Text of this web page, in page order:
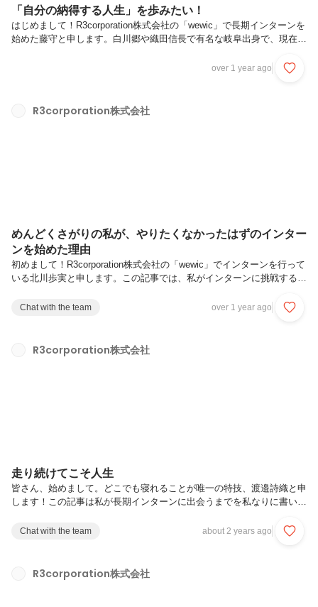
「自分の納得する人生」を歩みたい！
はじめまして！R3corporation株式会社の「wewic」で長期インターンを
始めた藤守と申します。白川郷や織田信長で有名な岐阜出身で、現在は
周りも大阪の人ばかりなので、学校生活の中で皆さんのイメージする京
インターンをどんな人におすすめしたいかについて書いています。最後
まで読んでいただけると嬉しいです！【長期インターンを始めるまで】
over 1 year ago
R3corporation株式会社
めんどくさがりの私が、やりたくなかったはずのインター
ンを始めた理由
初めまして！R3corporation株式会社の「wewic」でインターンを行って
いる北川歩実と申します。この記事では、私がインターンに挑戦するま
まで読んでいただけると嬉しいです！【自己紹介】神奈川県出身で、東
日TikTokやYouTubeを見て過ごしています（笑）。これまでの私の人生
にはどこか「安定」を求める癖がありました。無理せず、傷つかないよ
Chat with the team over 1 year ago
R3corporation株式会社
走り続けてこそ人生
皆さん、始めまして。どこでも寝れることが唯一の特技、渡邉詩織と申
します！この記事は私が長期インターンに出会うまでを私なりに書いた
事を読んでくれている方は、私のことが知りたくて仕方がないと思うの
に自己紹介できちゃうのがこのMBTI診断なんです。簡単に、MBTI診断
とは4つのアルファベットで人の性格を16のタイプに分類する診断のこ
Chat with the team about 2 years ago
R3corporation株式会社